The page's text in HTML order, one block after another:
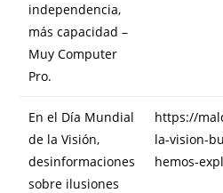
independencia,
más capacidad –
Muy Computer
Pro.
En el Día Mundial
de la Visión,
desinformaciones
sobre ilusiones
https://
la-vision-
hemos-